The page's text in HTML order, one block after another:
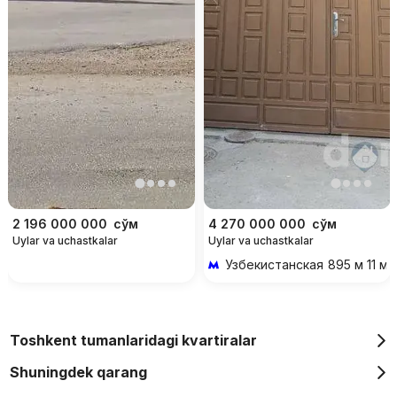
2 196 000 000 сўм
Uylar va uchastkalar
4 270 000 000 сўм
Uylar va uchastkalar
Узбекистанская 895 м 11
Toshkent tumanlaridagi kvartiralar
Shuningdek qarang